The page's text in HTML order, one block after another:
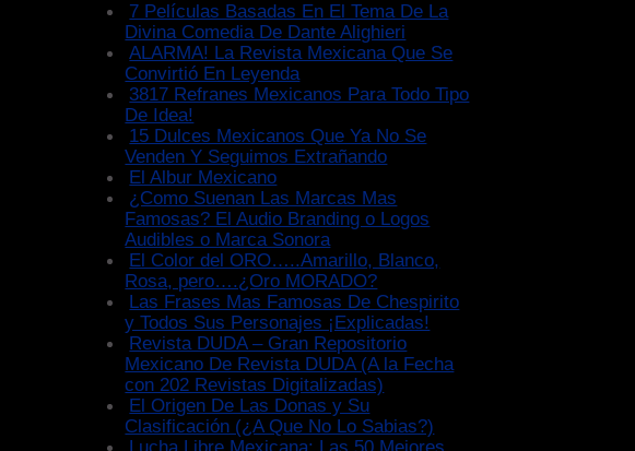
7 Películas Basadas En El Tema De La
Divina Comedia De Dante Alighieri
ALARMA! La Revista Mexicana Que Se
Convirtió En Leyenda
3817 Refranes Mexicanos Para Todo Tipo
De Idea!
15 Dulces Mexicanos Que Ya No Se
Venden Y Seguimos Extrañando
El Albur Mexicano
¿Como Suenan Las Marcas Mas
Famosas? El Audio Branding o Logos
Audibles o Marca Sonora
El Color del ORO…..Amarillo, Blanco,
Rosa, pero….¿Oro MORADO?
Las Frases Mas Famosas De Chespirito
y Todos Sus Personajes ¡Explicadas!
Revista DUDA – Gran Repositorio
Mexicano De Revista DUDA (A la Fecha
con 202 Revistas Digitalizadas)
El Origen De Las Donas y Su
Clasificación (¿A Que No Lo Sabias?)
Lucha Libre Mexicana: Las 50 Mejores